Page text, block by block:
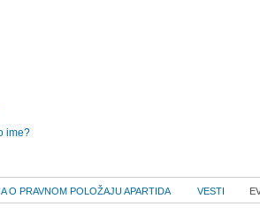
ime?
O PRAVNOM POLOŽAJU APARTIDA VESTI